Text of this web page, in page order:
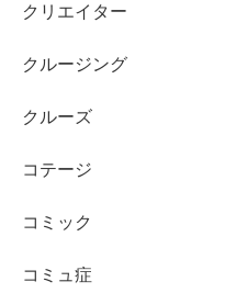
クリエイター
クルージング
クルーズ
コテージ
コミック
コミュ症